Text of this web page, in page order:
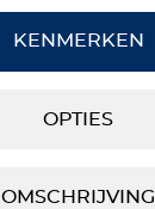
KENMERKEN
OPTIES
OMSCHRIJVING